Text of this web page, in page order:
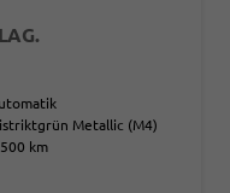
Metallic (M4)
km